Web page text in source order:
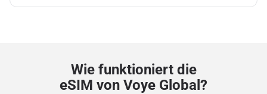
Wie funktioniert die
eSIM von Voye Global?